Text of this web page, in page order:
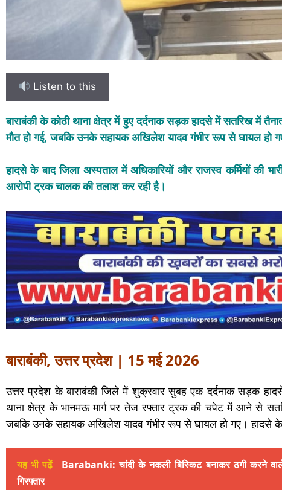
Listen to this
बाराबंकी के कोठी थाना क्षेत्र में हुए दर्दनाक सड़क हादसे में सतरिख में
मौत हो गई, जबकि उनके सहायक अखिलेश यादव गंभीर रूप से घायल हो
हादसे के बाद जिला अस्पताल में अधिकारियों और राजस्व कर्मियों
आरोपी ट्रक चालक की तलाश कर रही है।
बाराबंकी, उत्तर प्रदेश | 15 मई 2026
उत्तर प्रदेश के बाराबंकी जिले में शुक्रवार सुबह एक दर्दनाक सड़क
थाना क्षेत्र के भानमऊ मार्ग पर तेज रफ्तार ट्रक की चपेट में आने से
जबकि उनके सहायक अखिलेश यादव गंभीर रूप से घायल हो गए। हादसे के
यह भी पढ़ें
Barabanki: चांदी के नकली बिस्किट बनाकर ठगी करने वाले
गिरफ्तार